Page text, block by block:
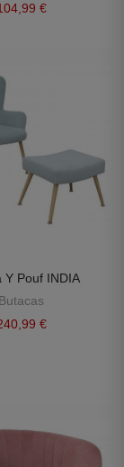
€
Y Pouf INDIA
Butacas
€